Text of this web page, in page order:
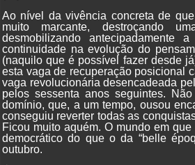
Ao nível da vivência concreta de
muito marcante, destroçando
desmobilizando
continuidade na evolução do
(naquilo que é possível fazer desde
esta vaga de recuperação posicional
vaga revolucionária desencadeada
pelos sessenta anos seguintes.
domínio, que, a um tempo, ousou
conseguiu reverter todas as
Ficou muito aquém. O mundo em
democrático do que o da “belle
outubro.